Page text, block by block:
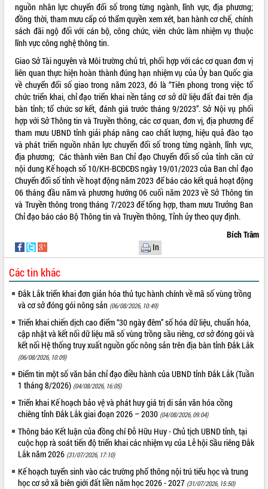
THỐNG KÊ TRUY CẬP
Hôm nay: 27104
Tất cả: 66039844
nguồn nhân lực chuyển đổi số trong từng ngành, lĩnh vực, địa phương;
đồng thời, tham mưu cấp có thẩm quyền xem xét, ban hành cơ chế, chính
sách đãi ngộ đối với cán bộ, công chức, viên chức làm nhiệm vụ thuộc
lĩnh vực công nghệ thông tin.
Giao Sở Tài nguyên và Môi trường chủ trì, phối hợp với các cơ quan đơn vị
liên quan thực hiện hoàn thành đúng hạn nhiệm vụ của Ủy ban Quốc gia
về chuyển đổi số giao trong năm 2023, đó là “Tiên phong trong việc tổ
chức triển khai, chỉ đạo triển khai nền tảng cơ sở dữ liệu đất đai trên địa
bàn tỉnh; tổ chức sơ kết, đánh giá trước tháng 9/2023”. Sở Nội vụ phối
hợp với Sở Thông tin và Truyền thông, các cơ quan, đơn vị, địa phương để
tham mưu UBND tỉnh giải pháp nâng cao chất lượng, hiệu quả đào tạo
và phát triển nguồn nhân lực chuyển đổi số trong từng ngành, lĩnh vực,
địa phương; Các thành viên Ban Chỉ đạo Chuyển đổi số của tỉnh căn cứ
nội dung Kế hoạch số 10/KH-BCĐCĐS ngày 19/01/2023 của Ban chỉ đạo
Chuyển đổi số tỉnh về hoạt động năm 2023 để báo cáo kết quả hoạt động
06 tháng đầu năm và phương hướng 06 cuối năm 2023 về Sở Thông tin
và Truyền thông trong tháng 7/2023 để tổng hợp, tham mưu Trưởng Ban
Chỉ đạo báo cáo Bộ Thông tin và Truyền thông, Tỉnh ủy theo quy định.
Bích Trâm
In
Các tin khác
Đắk Lắk triển khai đơn giản hóa thủ tục hành chính về mã số vùng trồng
và cơ sở đóng gói nông sản (06/08/2026, 10:49)
Triển khai chiến dịch cao điểm “30 ngày đêm” số hóa dữ liệu, chuẩn hóa,
cập nhật và kết nối dữ liệu mã số vùng trồng sầu riêng, cơ sở đóng gói và
kết nối Hệ thống truy xuất nguồn gốc nông sản trên địa bàn tỉnh Đắk Lắk
(06/08/2026, 10:09)
Điểm tin một số văn bản chỉ đạo điều hành của UBND tỉnh Đắk Lắk (Tuần
1 tháng 8/2026) (04/08/2026, 16:05)
Triển khai Kế hoạch bảo vệ và phát huy giá trị di sản văn hóa cồng
chiêng tỉnh Đắk Lắk giai đoạn 2026 – 2030 (04/08/2026, 09:04)
Thông báo Kết luận của đồng chí Đỗ Hữu Huy - Chủ tịch UBND tỉnh, tại
cuộc họp rà soát tiến độ triển khai các nhiệm vụ của Lễ hội Sầu riêng Đắk
Lắk năm 2026 (31/07/2026, 17:10)
Kế hoạch tuyển sinh vào các trường phổ thông nội trú tiểu học và trung
học cơ sở xã biên giới đất liền năm học 2026 - 2027 (31/07/2026, 15:50)